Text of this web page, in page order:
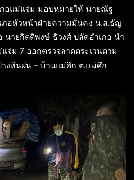
อแม่แจ่ม มอบหมายให้ นายณัฐ
ภอหัวหน้าฝ่ายความมั่นคง น.ส.ธัญ
นายกิตติพงษ์ ธิวงศ์ ปลัดอำเภอ นำ
จ่ม 7 ออกตรวจลาดตระเวนตาม
งหินฝน – บ้านแม่ศึก ต.แม่ศึก